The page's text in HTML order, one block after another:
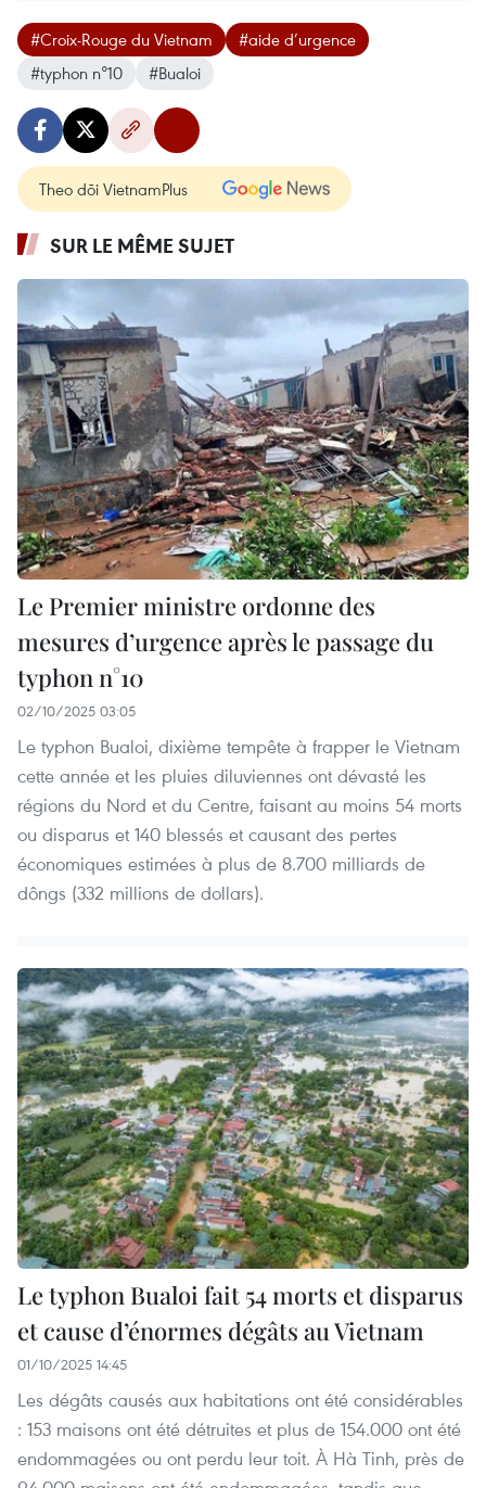
#Croix-Rouge du Vietnam
#aide d’urgence
#typhon n°10
#Bualoi
Theo dõi VietnamPlus
SUR LE MÊME SUJET
Le Premier ministre ordonne des
mesures d’urgence après le passage du
typhon n°10
02/10/2025 03:05
Le typhon Bualoi, dixième tempête à frapper le Vietnam
cette année et les pluies diluviennes ont dévasté les
régions du Nord et du Centre, faisant au moins 54 morts
ou disparus et 140 blessés et causant des pertes
économiques estimées à plus de 8.700 milliards de
dôngs (332 millions de dollars).
Le typhon Bualoi fait 54 morts et disparus
et cause d’énormes dégâts au Vietnam
01/10/2025 14:45
Les dégâts causés aux habitations ont été considérables
: 153 maisons ont été détruites et plus de 154.000 ont été
endommagées ou ont perdu leur toit. À Hà Tinh, près de